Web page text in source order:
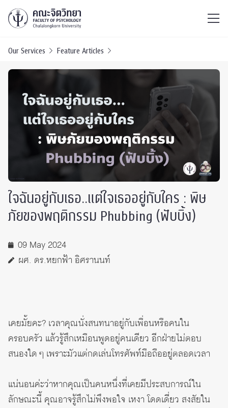
Our Services Feature Articles
ใจฉันอยู่กับเธอ..แต่ใจเธออยู่กับใคร : พิษ
ภัยของพฤติกรรม Phubbing (ฟับบิ้ง)
09 May 2024
ผศ. ดร.หยกฟ้า อิศรานนท์
เคยมั้ยคะ? เวลาคุณนั่งสนทนาอยู่กับเพื่อนหรือคนใน
ครอบครัว แล้วรู้สึกเหมือนพูดอยู่คนเดียว อีกฝ่ายไม่ตอบ
สนองใด ๆ เพราะมัวแต่กดเล่นโทรศัพท์มือถืออยู่ตลอดเวลา
แน่นอนค่ะว่าหากคุณเป็นคนหนึ่งที่เคยมีประสบการณ์ใน
ลักษณะนี้ คุณอาจรู้สึกไม่พึงพอใจ เหงา โดดเดี่ยว สงสัยใน